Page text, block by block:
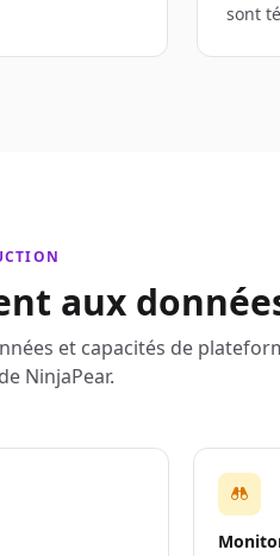
sont
aux
et capacités de
NinjaPear.